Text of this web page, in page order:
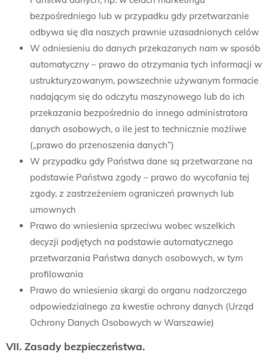
bezpośredniego lub w przypadku gdy przetwarzanie
odbywa się dla naszych prawnie uzasadnionych celów
W odniesieniu do danych przekazanych nam w sposób
automatyczny – prawo do otrzymania tych informacji w
ustrukturyzowanym, powszechnie używanym formacie
nadającym się do odczytu maszynowego lub do ich
przekazania bezpośrednio do innego administratora
danych osobowych, o ile jest to technicznie możliwe
(„prawo do przenoszenia danych”)
W przypadku gdy Państwa dane są przetwarzane na
podstawie Państwa zgody – prawo do wycofania tej
zgody, z zastrzeżeniem ograniczeń prawnych lub
umownych
Prawo do wniesienia sprzeciwu wobec wszelkich
decyzji podjętych na podstawie automatycznego
przetwarzania Państwa danych osobowych, w tym
profilowania
Prawo do wniesienia skargi do organu nadzorczego
odpowiedzialnego za kwestie ochrony danych (Urząd
Ochrony Danych Osobowych w Warszawie)
VII. Zasady bezpieczeństwa.